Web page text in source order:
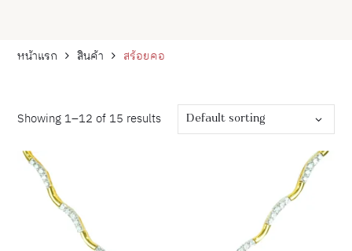
หน้าแรก สินค้า สร้อยคอ
Showing 1–12 of 15 results Default sorting